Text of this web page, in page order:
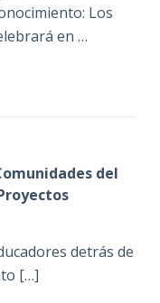
Los
en …
del
detrás de
[…]